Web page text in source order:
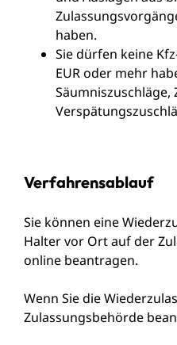
haben.
Sie dürfen keine
EUR oder mehr
Säumniszuschläge,
Verfahrensablauf
Sie können eine
Halter vor Ort auf der
online beantragen.
Wenn Sie die
Zulassungsbehörde